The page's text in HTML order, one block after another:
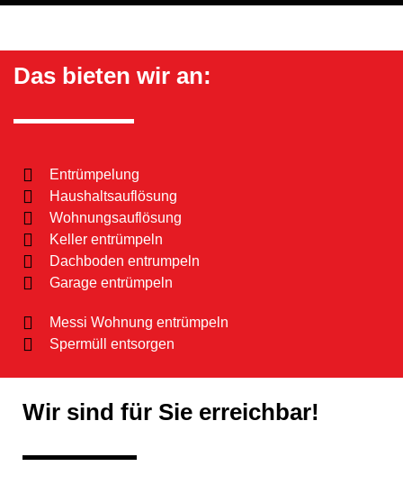
Das bieten wir an:
Entrümpelung
Haushaltsauflösung
Wohnungsauflösung
Keller entrümpeln
Dachboden entrumpeln
Garage entrümpeln
Messi Wohnung entrümpeln
Spermüll entsorgen
Wir sind für Sie erreichbar!